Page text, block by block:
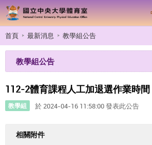
首頁 最新消息 教學組公告
教學組公告
112-2體育課程人工加退選作業時間
教學組 於 2024-04-16 11:58:00 發表此公告
相關附件